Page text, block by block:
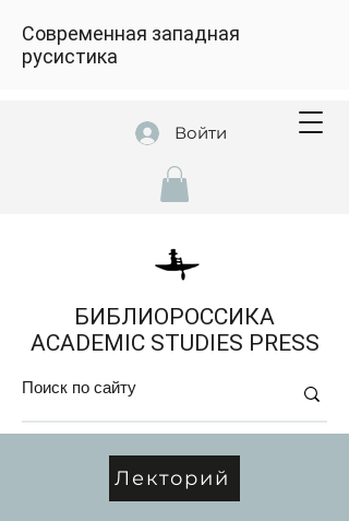
Войти
БИБЛИОРОССИКА
ACADEMIC STUDIES PRESS
Современная западная
русистика
Лекторий